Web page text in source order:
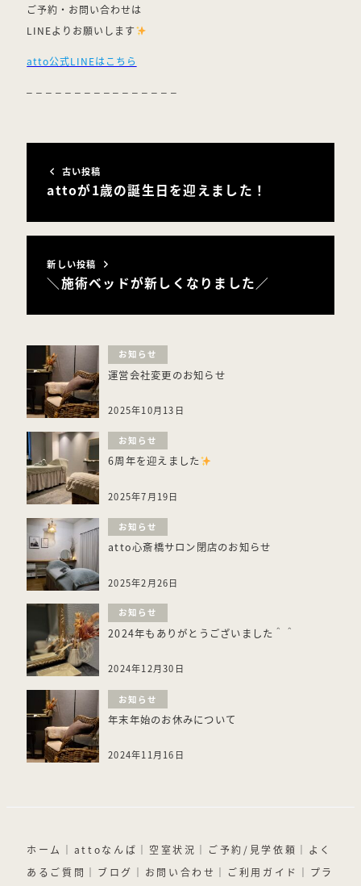
ご予約・お問い合わせは
LINEよりお願いします
atto公式LINEはこちら
– – – – – – – – – – – – – – – –
古い投稿
attoが1歳の誕生日を迎えました！
新しい投稿
＼施術ベッドが新しくなりました／
お知らせ
運営会社変更のお知らせ
2025年10月13日
お知らせ
6周年を迎えました
2025年7月19日
お知らせ
atto心斎橋サロン閉店のお知らせ
2025年2月26日
お知らせ
2024年もありがとうございました＾＾
2024年12月30日
お知らせ
年末年始のお休みについて
2024年11月16日
ホーム ｜ attoなんば ｜ 空室状況 ｜ ご予約/見学依頼 ｜ よく
あるご質問 ｜ ブログ ｜ お問い合わせ ｜ ご利用ガイド ｜ プラ